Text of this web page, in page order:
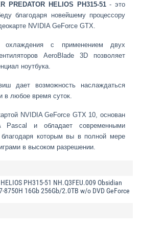
PREDATOR HELIOS PH315-51- это
благодаря новейшему процессору
NVIDIA GeForce GTX.
охлаждения с применением двух
AeroBlade 3D позволяет
ноутбука.
дает возможность наслаждаться
в любое время суток.
NVIDIA GeForce GTX 10, основан
Pascal и обладает современными
благодаря которым вы в полной мере
в высоком разрешении.
HELIOS PH315-51 NH.Q3FEU.009 Obsidian
8750H 16Gb 256Gb/2.0TB w/o DVD GeForce